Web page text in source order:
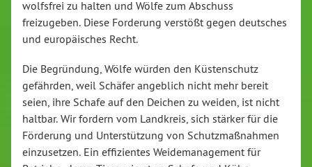
wolfsfrei zu halten und Wölfe zum Abschuss
freizugeben. Diese Forderung verstößt gegen deutsches
und europäisches Recht.
Die Begründung, Wölfe würden den Küstenschutz
gefährden, weil Schäfer angeblich nicht mehr bereit
seien, ihre Schafe auf den Deichen zu weiden, ist nicht
haltbar. Wir fordern vom Landkreis, sich stärker für die
Förderung und Unterstützung von Schutzmaßnahmen
einzusetzen. Ein effizientes Weidemanagement für